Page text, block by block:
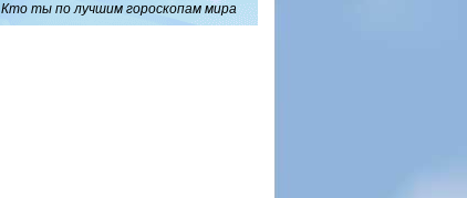
Кто ты по лучшим гороскопам мира